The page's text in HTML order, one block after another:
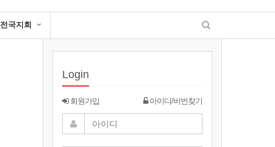
전국지회
Login
회원가입 아이디/비번찾기